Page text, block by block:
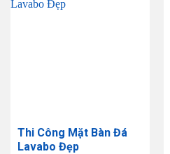
Thi Công Mặt Bàn Đá
Lavabo Đẹp